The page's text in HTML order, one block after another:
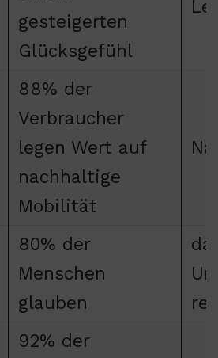
gesteigerten
Glücksgefühl
88% der
Verbraucher
legen Wert auf
nachhaltige
Mobilität
80% der
Menschen
glauben
92% der